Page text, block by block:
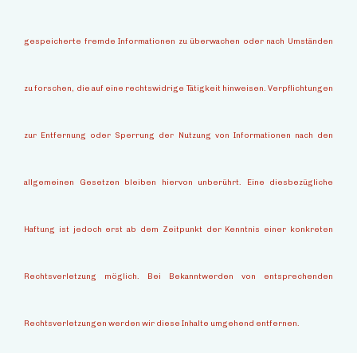
gespeicherte fremde Informationen zu überwachen oder nach Umständen
zu forschen, die auf eine rechtswidrige Tätigkeit hinweisen. Verpflichtungen
zur Entfernung oder Sperrung der Nutzung von Informationen nach den
allgemeinen Gesetzen bleiben hiervon unberührt. Eine diesbezügliche
Haftung ist jedoch erst ab dem Zeitpunkt der Kenntnis einer konkreten
Rechtsverletzung möglich. Bei Bekanntwerden von entsprechenden
Rechtsverletzungen werden wir diese Inhalte umgehend entfernen.